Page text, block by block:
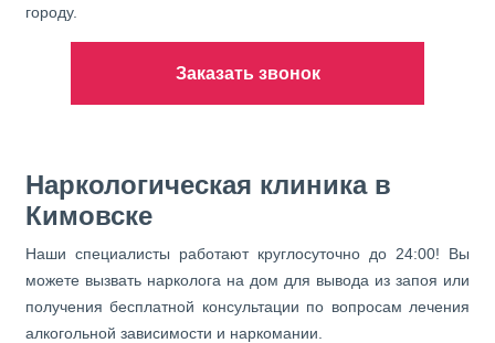
городу.
Заказать звонок
Наркологическая клиника в
Кимовске
Наши специалисты работают круглосуточно до 24:00! Вы
можете вызвать нарколога на дом для вывода из запоя или
получения бесплатной консультации по вопросам лечения
алкогольной зависимости и наркомании.